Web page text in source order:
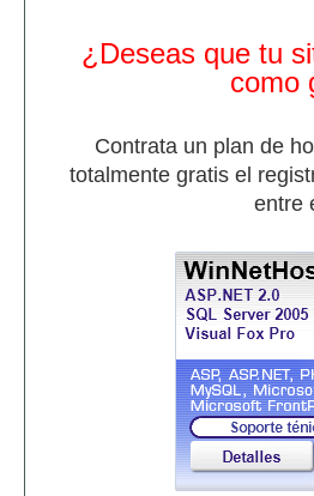
¿Deseas que tu
como
Contrata un plan de
totalmente gratis el
entre